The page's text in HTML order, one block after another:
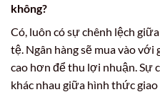
không?
Có, luôn có sự chênh lệch
tệ. Ngân hàng sẽ mua vào
cao hơn để thu lợi nhuận. Sự
khác nhau giữa hình thức